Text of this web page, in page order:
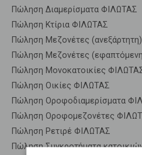
Πώληση Διαμερίσματα ΦΙΛΩΤΑΣ
Πώληση Κτίρια ΦΙΛΩΤΑΣ
Πώληση Μεζονέτες
Πώληση Μεζονέτες
Πώληση Μονοκατοικίες
Πώληση Οικίες ΦΙΛΩΤΑΣ
Πώληση Οροφοδιαμερίσματα
Πώληση Οροφομεζονέτες
Πώληση Ρετιρέ ΦΙΛΩΤΑΣ
Πώληση Συγκροτήματα